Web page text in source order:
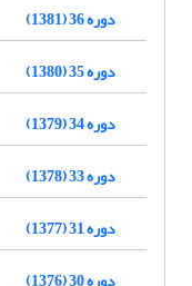
دوره 36 (1381)
دوره 35 (1380)
دوره 34 (1379)
دوره 33 (1378)
دوره 31 (1377)